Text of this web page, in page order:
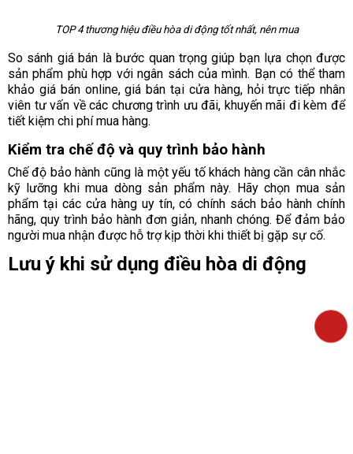
TOP 4 thương hiệu điều hòa di động tốt nhất, nên mua
So sánh giá bán là bước quan trọng giúp bạn lựa chọn được
sản phẩm phù hợp với ngân sách của mình. Bạn có thể tham
khảo giá bán online, giá bán tại cửa hàng, hỏi trực tiếp nhân
viên tư vấn về các chương trình ưu đãi, khuyến mãi đi kèm để
tiết kiệm chi phí mua hàng.
Kiểm tra chế độ và quy trình bảo hành
Chế độ bảo hành cũng là một yếu tố khách hàng cần cân nhắc
kỹ lưỡng khi mua dòng sản phẩm này. Hãy chọn mua sản
phẩm tại các cửa hàng uy tín, có chính sách bảo hành chính
hãng, quy trình bảo hành đơn giản, nhanh chóng. Để đảm bảo
người mua nhận được hỗ trợ kịp thời khi thiết bị gặp sự cố.
Lưu ý khi sử dụng điều hòa di động